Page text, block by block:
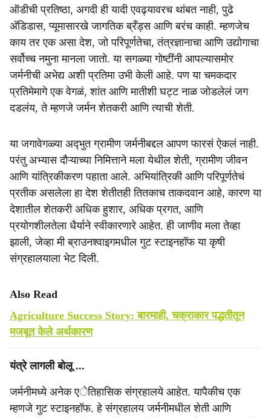
ऑडीची प्रतिष्ठा, अगदी ही यादी एवढ्यावरच थांबत नाही, पुढे
अ‍ॅडिडास, प्यूमासारखे जागतिक ब्रँड्स आणि बरंच काही. म्हणजेच
काय तर एक असा देश, जो परिपूर्णतेचा, तंत्रज्ञानाचा आणि उद्योगाचा
सर्वोच्च नमुना मानला जातो. या सगळ्या गोष्टींनी आपल्यासमोर
जर्मनीची अभेद्य अशी प्रतिमा उभी केली आहे. पण या चमकदार
प्रतिमेमागे एक वेगळं, शांत आणि मातीशी घट्ट नाळ जोडलेलं जग
दडलंय, ते म्हणजे जर्मन शेतकरी आणि त्याची शेती.
या जगावेगळ्या अद्‍भुत ग्रामीण जर्मनीबद्दल आपण फारसं ऐकलं नाही.
परंतु अभ्यास दौऱ्याच्या निमित्ताने मला येथील शेती, ग्रामीण जीवन
आणि यांत्रिकीकरण पहाता आले. अभियांत्रिकी आणि परिपूर्णतेचं
प्रतीक असलेला हा देश शेतीतही तितकाच ताकदवान आहे, कारण या
देशातील शेतकरी अधिक हुशार, अधिक प्रगत, आणि
प्रयोगशीलतेला धैर्याने स्वीकारणारे आहेत. ही जाणीव मला तेव्हा
झाली, जेव्हा मी ब्राउनश्वाइगमधील गुट स्टाइनहॉफ या कृषी
संग्रहालयाला भेट दिली.
Also Read
Agriculture Success Story: बारमाही, चक्राकार पद्धतीतून
मजबूत केले अर्थकारण
यंत्रे लागली बोलू ...
जर्मनीमध्ये अनेक एेतिहासिक संग्रहालये आहेत. यापैकीच एक
म्हणजे गुट स्टाइनहॉफ. हे संग्रहालय जर्मनीमधील शेती आणि